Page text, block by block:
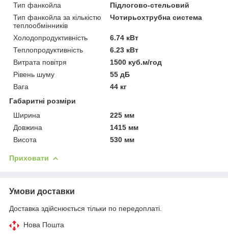
Тип фанкойла
Підлогово-стельовий
Тип фанкойла за кількістю
теплообмінників
Чотирьохтрубна система
Холодопродуктивність
6.74 кВт
Теплопродуктивність
6.23 кВт
Витрата повітря
1500 куб.м/год
Рівень шуму
55 дБ
Вага
44 кг
Габаритні розміри
Ширина
225 мм
Довжина
1415 мм
Висота
530 мм
Приховати
Умови доставки
Доставка здійснюється тільки по передоплаті.
Нова Пошта